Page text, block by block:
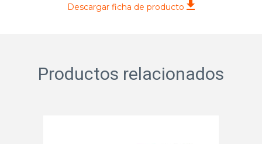
Descargar ficha de producto
Productos relacionados